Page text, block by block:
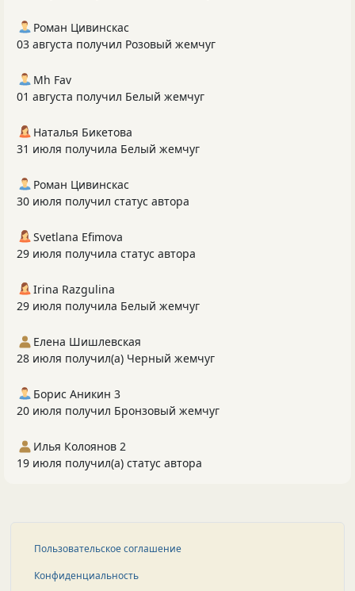
Роман Цивинскас
03 августа получил Розовый жемчуг
Mh Fav
01 августа получил Белый жемчуг
Наталья Бикетова
31 июля получила Белый жемчуг
Роман Цивинскас
30 июля получил статус автора
Svetlana Efimova
29 июля получила статус автора
Irina Razgulina
29 июля получила Белый жемчуг
Елена Шишлевская
28 июля получил(а) Черный жемчуг
Борис Аникин 3
20 июля получил Бронзовый жемчуг
Илья Колоянов 2
19 июля получил(а) статус автора
Пользовательское соглашение
Конфиденциальность